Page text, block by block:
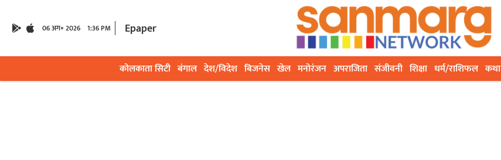
06 अग॰ 2026 1:36 PM Epaper
कोलकाता सिटी बंगाल देश/विदेश बिजनेस खेल मनोरंजन अपराजिता संजीवनी शिक्षा धर्म/राशिफल कथा